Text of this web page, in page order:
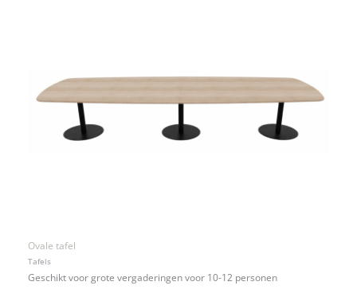
Ovale tafel
Tafels
Geschikt voor grote vergaderingen voor 10-12 personen